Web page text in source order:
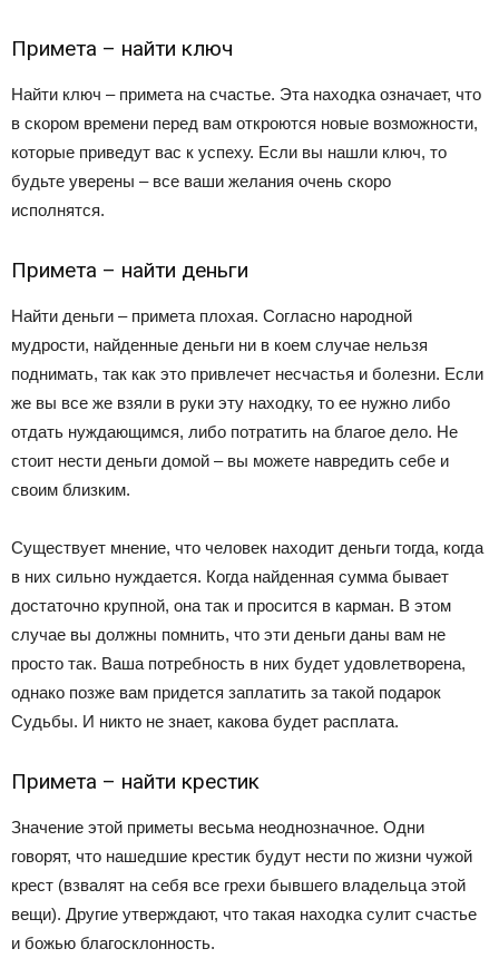
Примета – найти ключ
Найти ключ – примета на счастье. Эта находка означает, что
в скором времени перед вам откроются новые возможности,
которые приведут вас к успеху. Если вы нашли ключ, то
будьте уверены – все ваши желания очень скоро
исполнятся.
Примета – найти деньги
Найти деньги – примета плохая. Согласно народной
мудрости, найденные деньги ни в коем случае нельзя
поднимать, так как это привлечет несчастья и болезни. Если
же вы все же взяли в руки эту находку, то ее нужно либо
отдать нуждающимся, либо потратить на благое дело. Не
стоит нести деньги домой – вы можете навредить себе и
своим близким.
Существует мнение, что человек находит деньги тогда, когда
в них сильно нуждается. Когда найденная сумма бывает
достаточно крупной, она так и просится в карман. В этом
случае вы должны помнить, что эти деньги даны вам не
просто так. Ваша потребность в них будет удовлетворена,
однако позже вам придется заплатить за такой подарок
Судьбы. И никто не знает, какова будет расплата.
Примета – найти крестик
Значение этой приметы весьма неоднозначное. Одни
говорят, что нашедшие крестик будут нести по жизни чужой
крест (взвалят на себя все грехи бывшего владельца этой
вещи). Другие утверждают, что такая находка сулит счастье
и божью благосклонность.